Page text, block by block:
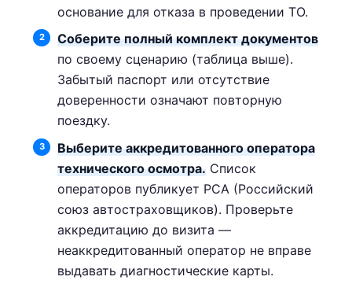
основание для отказа в проведении ТО.
Соберите полный комплект документов
по своему сценарию (таблица выше).
Забытый паспорт или отсутствие
доверенности означают повторную
поездку.
Выберите аккредитованного оператора
технического осмотра.Список
операторов публикует РСА (Российский
союз автостраховщиков). Проверьте
аккредитацию до визита —
неаккредитованный оператор не вправе
выдавать диагностические карты.